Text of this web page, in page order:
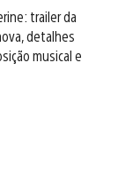
trailer da
detalhes
musical e